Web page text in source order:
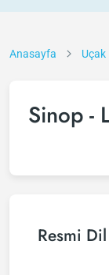
Anasayfa Uçak
Sinop -
Resmi Dil